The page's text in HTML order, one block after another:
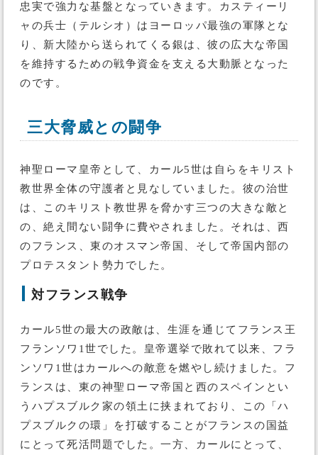
忠実で強力な基盤となっていきます。カスティーリ
ャの兵士（テルシオ）はヨーロッパ最強の軍隊とな
り、新大陸から送られてくる銀は、彼の広大な帝国
を維持するための戦争資金を支える大動脈となった
のです。
三大脅威との闘争
神聖ローマ皇帝として、カール5世は自らをキリスト
教世界全体の守護者と見なしていました。彼の治世
は、このキリスト教世界を脅かす三つの大きな敵と
の、絶え間ない闘争に費やされました。それは、西
のフランス、東のオスマン帝国、そして帝国内部の
プロテスタント勢力でした。
対フランス戦争
カール5世の最大の政敵は、生涯を通じてフランス王
フランソワ1世でした。皇帝選挙で敗れて以来、フラ
ンソワ1世はカールへの敵意を燃やし続けました。フ
ランスは、東の神聖ローマ帝国と西のスペインとい
うハプスブルク家の領土に挟まれており、この「ハ
プスブルクの環」を打破することがフランスの国益
にとって死活問題でした。一方、カールにとって、